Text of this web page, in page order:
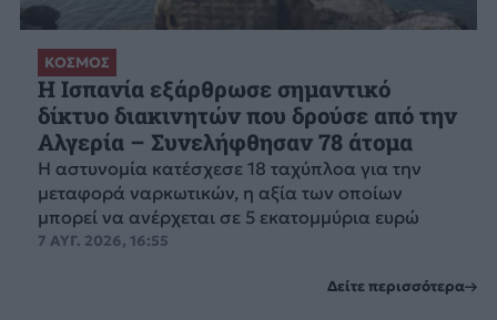
ΚΟΣΜΟΣ
Η Ισπανία εξάρθρωσε σημαντικό
δίκτυο διακινητών που δρούσε από την
Αλγερία – Συνελήφθησαν 78 άτομα
Η αστυνομία κατέσχεσε 18 ταχύπλοα για την
μεταφορά ναρκωτικών, η αξία των οποίων
μπορεί να ανέρχεται σε 5 εκατομμύρια ευρώ
7 ΑΥΓ. 2026, 16:55
Δείτε περισσότερα